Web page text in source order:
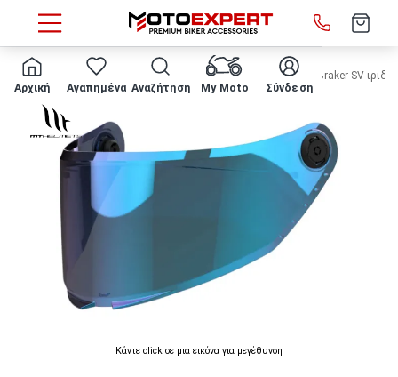
Αρχική Αγαπημένα Αναζήτηση My Moto Σύνδεση
HOME ΖΕΛΑΤΙΝΑ ΚΡΑΝΟΥΣ MT - Thunder 4 SV / Stinger 2 / Braker SV
Κάντε click σε μια εικόνα για μεγέθυνση